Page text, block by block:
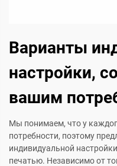
Варианты
настройки,
вашим
Мы понимаем, что у
потребности, поэтому
индивидуальной
печатью. Независимо от